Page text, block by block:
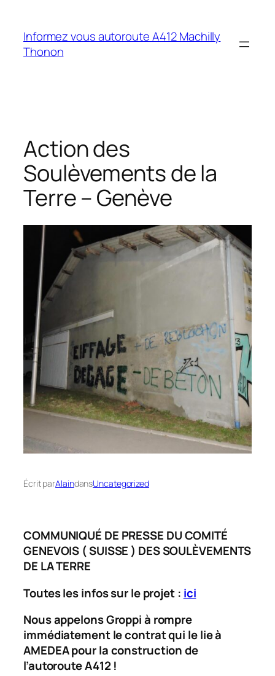
contenu
Informez vous autoroute A412 Machilly
Thonon
Action des
Soulèvements de la
Terre – Genève
Écrit parAlaindansUncategorized
COMMUNIQUÉ DE PRESSE DU COMITÉ
GENEVOIS ( SUISSE ) DES SOULÈVEMENTS
DE LA TERRE
Toutes les infos sur le projet : ici
Nous appelons Groppi à rompre
immédiatement le contrat qui le lie à
AMEDEA pour la construction de
l’autoroute A412 !